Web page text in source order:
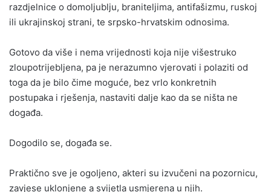
razdjelnice o domoljublju, braniteljima, antifašizmu, ruskoj
ili ukrajinskoj strani, te srpsko-hrvatskim odnosima.
Gotovo da više i nema vrijednosti koja nije višestruko
zloupotrijebljena, pa je nerazumno vjerovati i polaziti od
toga da je bilo čime moguće, bez vrlo konkretnih
postupaka i rješenja, nastaviti dalje kao da se ništa ne
događa.
Dogodilo se, događa se.
Praktično sve je ogoljeno, akteri su izvučeni na pozornicu,
zavjese uklonjene a svijetla usmjerena u njih.